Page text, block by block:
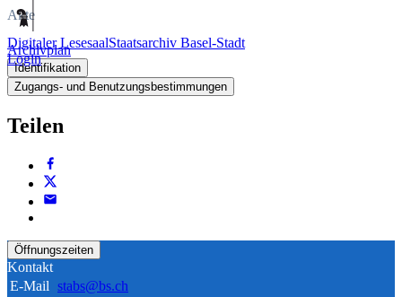
Digitaler LesesaalStaatsarchiv Basel-Stadt
Login
Akte
Archivplan
Identifikation
Zugangs- und Benutzungsbestimmungen
Teilen
Öffnungszeiten
Kontakt
E-Mail stabs@bs.ch